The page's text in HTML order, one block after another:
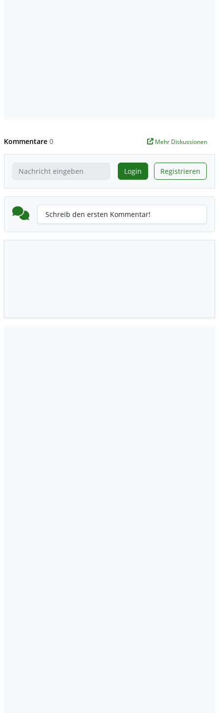
Kommentare 0 Mehr Diskussionen
Login Registrieren
Schreib den ersten Kommentar!